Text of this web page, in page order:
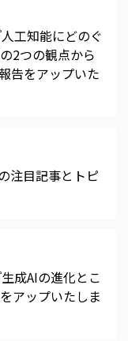
工知能にどのぐ
2つの観点から
告をアップいた
注目記事とトピ
成AIの進化とこ
アップいたしま